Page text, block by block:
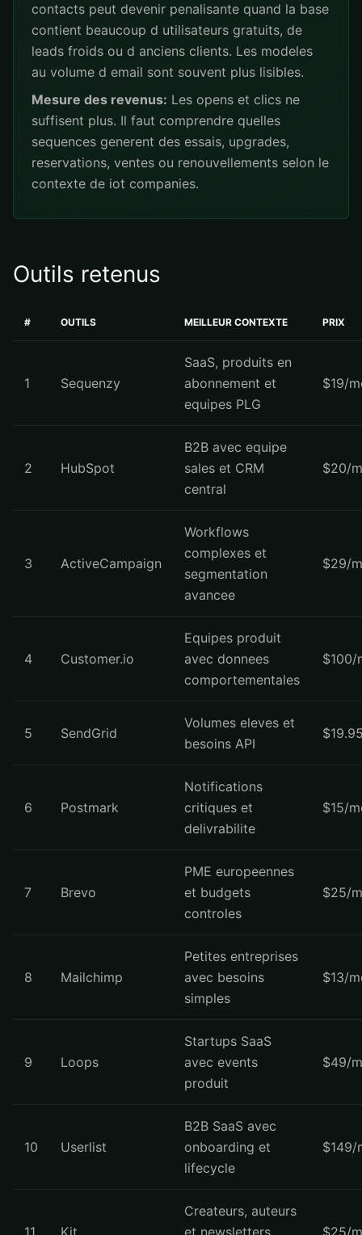
contacts peut devenir penalisante quand la base
contient beaucoup d utilisateurs gratuits, de
leads froids ou d anciens clients. Les modeles
au volume d email sont souvent plus lisibles.
Mesure des revenus: Les opens et clics ne
suffisent plus. Il faut comprendre quelles
sequences generent des essais, upgrades,
reservations, ventes ou renouvellements selon le
contexte de iot companies.
Outils retenus
# OUTILS MEILLEUR CONTEXTE PRIX
1 Sequenzy
SaaS, produits en
abonnement et
equipes PLG
$19/
2 HubSpot
B2B avec equipe
sales et CRM
central
$20/
3 ActiveCampaign
Workflows
complexes et
segmentation
avancee
$29/
4 Customer.io
Equipes produit
avec donnees
comportementales
$100/
5 SendGrid
Volumes eleves et
besoins API
6 Postmark
Notifications
critiques et
delivrabilite
$15/
7 Brevo
PME europeennes
et budgets
controles
$25/
8 Mailchimp
Petites entreprises
avec besoins
simples
$13/
9 Loops
Startups SaaS
avec events
produit
$49/
10 Userlist
B2B SaaS avec
onboarding et
lifecycle
$149/
11 Kit
Createurs, auteurs
et newsletters
$25/